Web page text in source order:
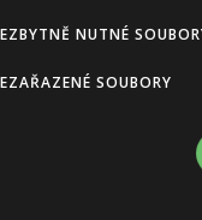
Dostala název
1966 vychází první
nic v cestě.
drogy a alkohol.
NUTNÉ
SOUBORY